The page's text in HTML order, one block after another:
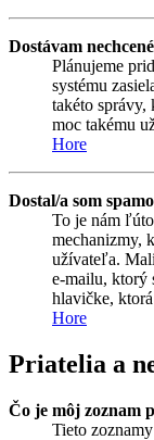
Dostávam
Plánujeme
systému
takéto správy,
moc takému
Hore
Dostal/a som
To je nám
mechanizmy,
užívateľa.
e-mailu, ktorý
hlavičke,
Hore
Priatelia a
Čo je môj zoznam
Tieto